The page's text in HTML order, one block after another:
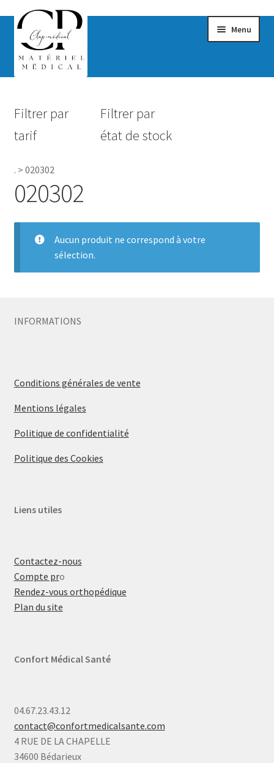
Menu
Hygiène
Accessoires Salle de bain
Pro.
Filtrer par
tarif
Filtrer par
état de stock
. > 020302
020302
Aucun produit ne correspond à votre
sélection.
INFORMATIONS
Conditions générales de vente
Mentions légales
Politique de confidentialité
Politique des Cookies
Liens utiles
Contactez-nous
Compte pro
Rendez-vous orthopédique
Plan du site
Confort Médical Santé
04.67.23.43.12
contact@confortmedicalsante.com
4 RUE DE LA CHAPELLE
34600 Bédarieux